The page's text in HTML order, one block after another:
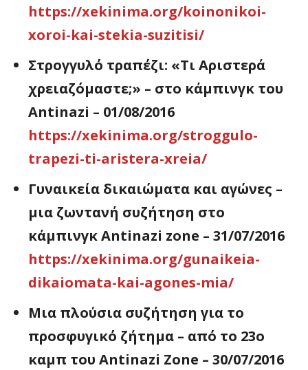
https://xekinima.org/koinonikoi-
xoroi-kai-stekia-suzitisi/
Στρογγυλό τραπέζι: «Τι Αριστερά
χρειαζόμαστε;» – στο κάμπινγκ του
Antinazi – 01/08/2016
https://xekinima.org/stroggulo-
trapezi-ti-aristera-xreia/
Γυναικεία δικαιώματα και αγώνες –
μια ζωντανή συζήτηση στο
κάμπινγκ Antinazi zone – 31/07/2016
https://xekinima.org/gunaikeia-
dikaiomata-kai-agones-mia/
Mια πλούσια συζήτηση για το
προσφυγικό ζήτημα – από το 23ο
καμπ του Antinazi Zone – 30/07/2016